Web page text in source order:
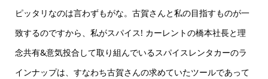
ピッタリなのは言わずもがな。古賀さんと私の目指すものが一
致するのですから、私がスパイス! カーレントの橋本社長と理
念共有&意気投合して取り組んでいるスパイスレンタカーのラ
インナップは、すなわち古賀さんの求めていたツールであって